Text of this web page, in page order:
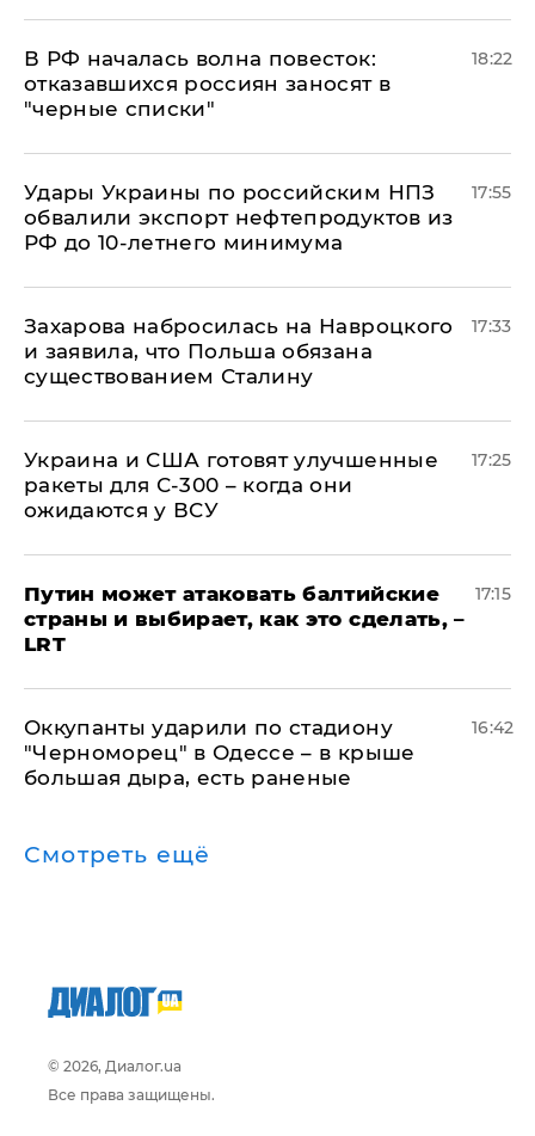
​В РФ началась волна повесток:
отказавшихся россиян заносят в
"черные списки"
18:22
Удары Украины по российским НПЗ
обвалили экспорт нефтепродуктов из
РФ до 10-летнего минимума
17:55
​Захарова набросилась на Навроцкого
и заявила, что Польша обязана
существованием Сталину
17:33
Украина и США готовят улучшенные
ракеты для С-300 – когда они
ожидаются у ВСУ
17:25
Путин может атаковать балтийские
страны и выбирает, как это сделать, –
LRT
17:15
Оккупанты ударили по стадиону
"Черноморец" в Одессе – в крыше
большая дыра, есть раненые
16:42
Смотреть ещё
© 2026, Диалог.ua
Все права защищены.